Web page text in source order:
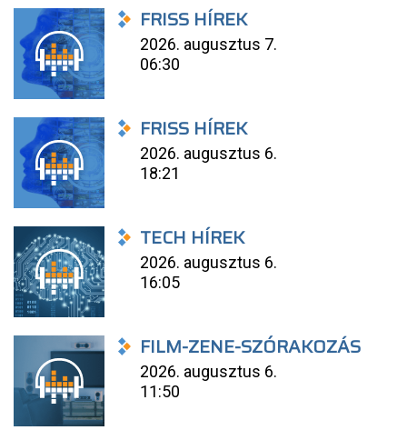
FRISS HÍREK
2026. augusztus 7.
06:30
FRISS HÍREK
2026. augusztus 6.
18:21
TECH HÍREK
2026. augusztus 6.
16:05
FILM-ZENE-SZÓRAKOZÁS
2026. augusztus 6.
11:50